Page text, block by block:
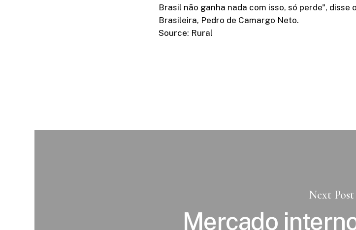
Brasil não ganha nada com isso, só perde",
Brasileira, Pedro de Camargo Neto.
Source: Rural
Next Post
Mercado